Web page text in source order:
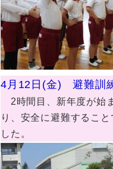
4月12日(金) 避難訓
2時間目、新年度が始
り、安全に避難するこ
した。